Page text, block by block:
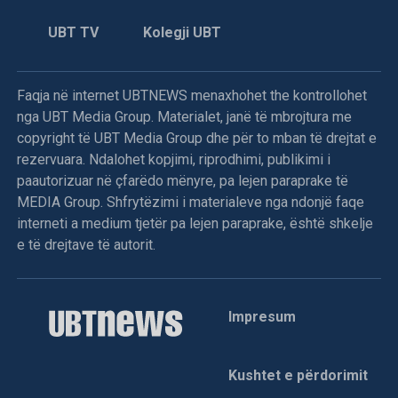
Dhuna e përditshme në Kosovë
serbe thirri për herë të tretë, Hakik Qajanin me pretekst të
armës.
Njoftohet se në polici gati për çdo ditë thirret edhe babai i
tij, Mejdiu.
Po këtë ditë, me të njëjtin pretekst, në pyetje u mor edhe
Ramadan Thaçi.
Loku dhe disa qytetarë të tjerë.
riun Hajrullah Kalisin dhe e dërgoi atë menjëherë në vuajtje
UBT TV Kolegji UBT
Faqja në internet UBTNEWS menaxhohet the kontrollohet
nga UBT Media Group. Materialet, janë të mbrojtura me
copyright të UBT Media Group dhe për to mban të drejtat e
rezervuara. Ndalohet kopjimi, riprodhimi, publikimi i
paautorizuar në çfarëdo mënyre, pa lejen paraprake të
MEDIA Group. Shfrytëzimi i materialeve nga ndonjë faqe
interneti a medium tjetër pa lejen paraprake, është shkelje
e të drejtave të autorit.
Impresum
Kushtet e përdorimit